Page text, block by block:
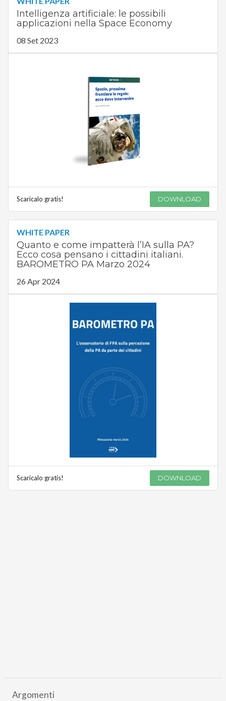
Intelligenza artificiale: le possibili
applicazioni nella Space Economy
08 Set 2023
Scaricalo gratis! DOWNLOAD
WHITE PAPER
Quanto e come impatterà l’IA sulla PA?
Ecco cosa pensano i cittadini italiani.
BAROMETRO PA Marzo 2024
26 Apr 2024
Scaricalo gratis! DOWNLOAD
Argomenti